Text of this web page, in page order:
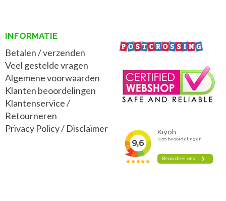
INFORMATIE
Betalen / verzenden
Veel gestelde vragen
Algemene voorwaarden
Klanten beoordelingen
Klantenservice /
Retourneren
Privacy Policy/ Disclaimer